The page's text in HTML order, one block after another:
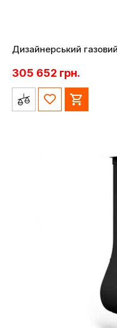
Дизайнерський
305 652 грн.